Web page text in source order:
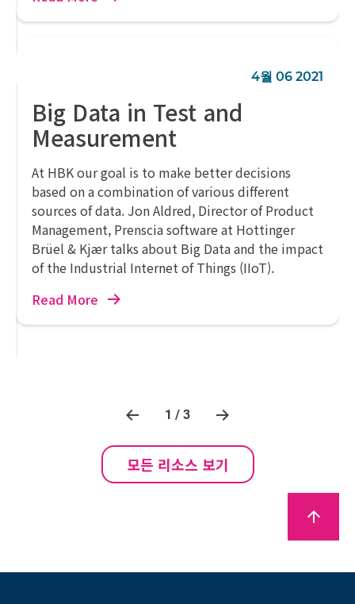
4월 06 2021
Big Data in Test and
Measurement
At HBK our goal is to make better decisions
based on a combination of various different
sources of data. Jon Aldred, Director of Product
Management, Prenscia software at Hottinger
Brüel & Kjær talks about Big Data and the impact
of the Industrial Internet of Things (IIoT).
Read More
1 / 3
모든 리소스 보기
arrow_upward